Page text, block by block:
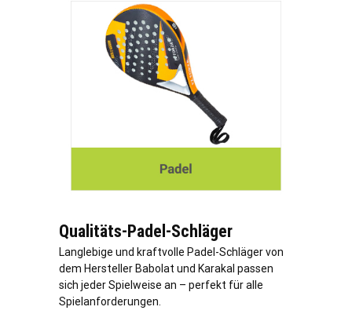
Qualitäts-Padel-Schläger
Langlebige und kraftvolle Padel-Schläger von
dem Hersteller Babolat und Karakal passen
sich jeder Spielweise an – perfekt für alle
Spielanforderungen.